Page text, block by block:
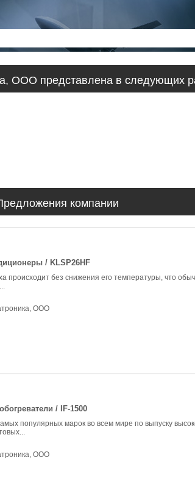
ООО представлена в следующих
компании
/ KLSP26HF
происходит без снижения его температуры, что
ООО
/ IF-1500
популярных марок во всем мире по выпуску
ООО